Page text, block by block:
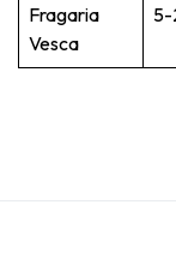
Fragaria
Vesca
5-